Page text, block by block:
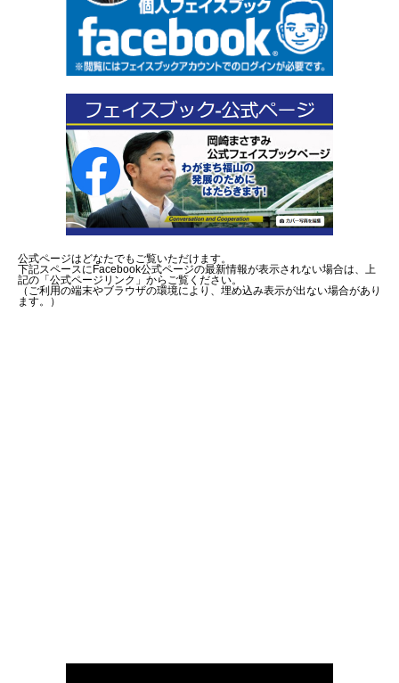
公式ページはどなたでもご覧いただけます。
下記スペースにFacebook公式ページの最新情報が表示されない場合は、上
記の「公式ページリンク」からご覧ください。
（ご利用の端末やブラウザの環境により、埋め込み表示が出ない場合があり
ます。）